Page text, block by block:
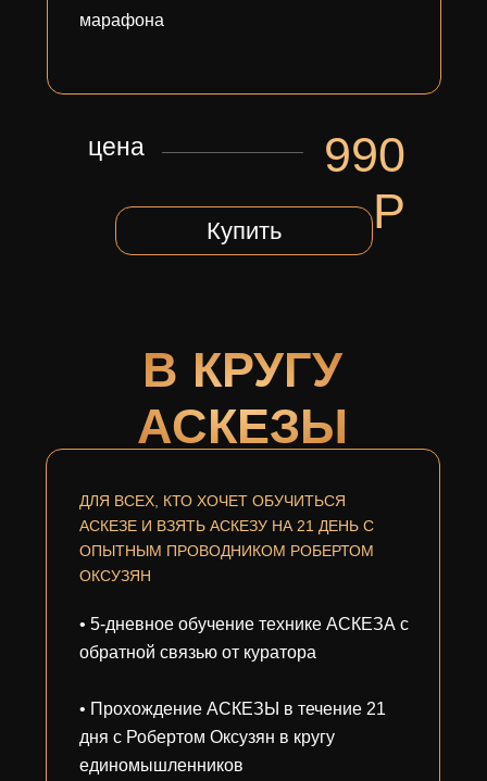
В КРУГУ
АСКЕЗЫ
ДЛЯ ВСЕХ, КТО ХОЧЕТ ОБУЧИТЬСЯ
АСКЕЗЕ И ВЗЯТЬ АСКЕЗУ НА 21 ДЕНЬ С
ОПЫТНЫМ ПРОВОДНИКОМ РОБЕРТОМ
ОКСУЗЯН
марафона
990
Р
цена
Купить
• 5-дневное обучение технике АСКЕЗА с
обратной связью от куратора
• Прохождение АСКЕЗЫ в течение 21
дня с Робертом Оксузян в кругу
единомышленников